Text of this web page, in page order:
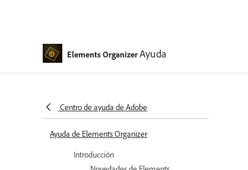
Elements OrganizerAyuda
Centro de ayuda de Adobe
Ayuda de Elements Organizer
Introducción